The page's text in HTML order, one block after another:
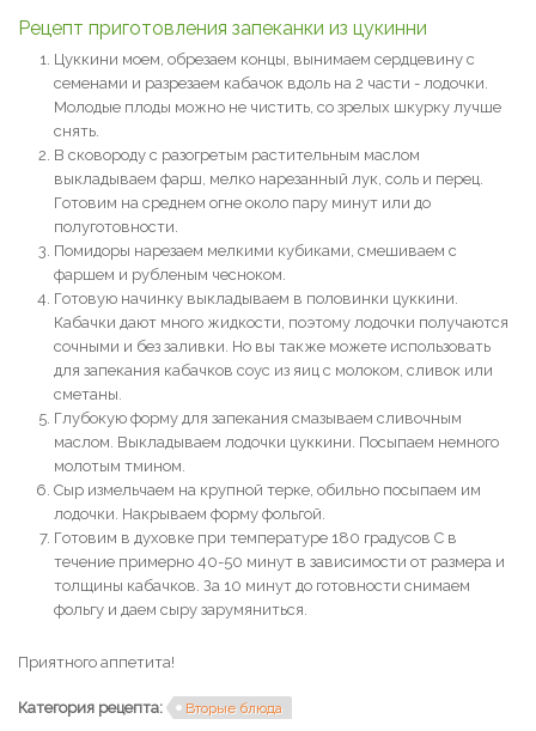
Рецепт приготовления запеканки из цукинни
Цуккини моем, обрезаем концы, вынимаем сердцевину с
семенами и разрезаем кабачок вдоль на 2 части - лодочки.
Молодые плоды можно не чистить, со зрелых шкурку лучше
снять.
В сковороду с разогретым растительным маслом
выкладываем фарш, мелко нарезанный лук, соль и перец.
Готовим на среднем огне около пару минут или до
полуготовности.
Помидоры нарезаем мелкими кубиками, смешиваем с
фаршем и рубленым чесноком.
Готовую начинку выкладываем в половинки цуккини.
Кабачки дают много жидкости, поэтому лодочки получаются
сочными и без заливки. Но вы также можете использовать
для запекания кабачков соус из яиц с молоком, сливок или
сметаны.
Глубокую форму для запекания смазываем сливочным
маслом. Выкладываем лодочки цуккини. Посыпаем немного
молотым тмином.
Сыр измельчаем на крупной терке, обильно посыпаем им
лодочки. Накрываем форму фольгой.
Готовим в духовке при температуре 180 градусов С в
течение примерно 40-50 минут в зависимости от размера и
толщины кабачков. За 10 минут до готовности снимаем
фольгу и даем сыру зарумяниться.
Приятного аппетита!
Категория рецепта: Вторые блюда